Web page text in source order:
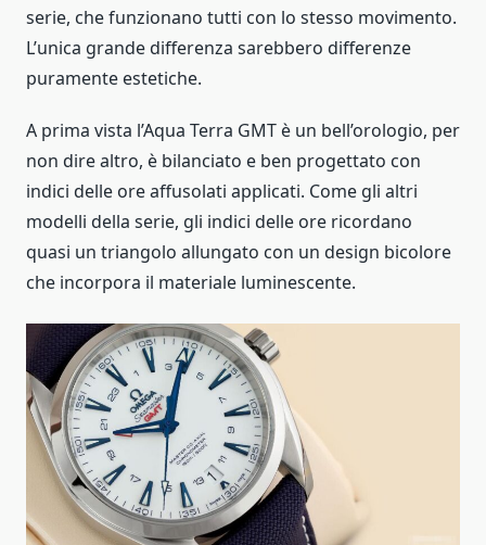
serie, che funzionano tutti con lo stesso movimento.
L’unica grande differenza sarebbero differenze
puramente estetiche.
A prima vista l’Aqua Terra GMT è un bell’orologio, per
non dire altro, è bilanciato e ben progettato con
indici delle ore affusolati applicati. Come gli altri
modelli della serie, gli indici delle ore ricordano
quasi un triangolo allungato con un design bicolore
che incorpora il materiale luminescente.